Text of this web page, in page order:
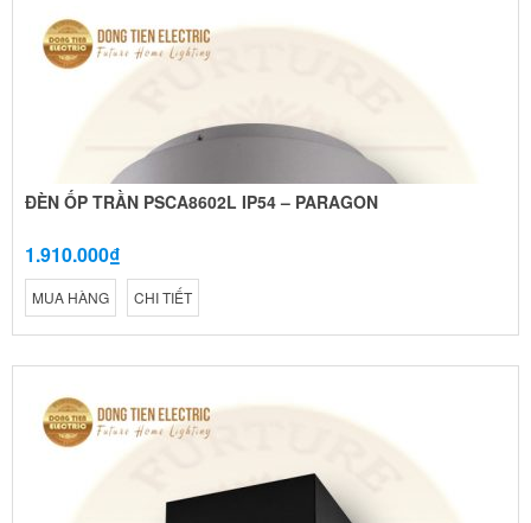
ĐÈN ỐP TRẦN PSCA8602L IP54 – PARAGON
1.910.000₫
MUA HÀNG CHI TIẾT